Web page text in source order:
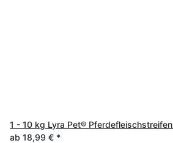
1 - 10 kg Lyra Pet® Pferdefleischstreifen
ab 18,99 € *